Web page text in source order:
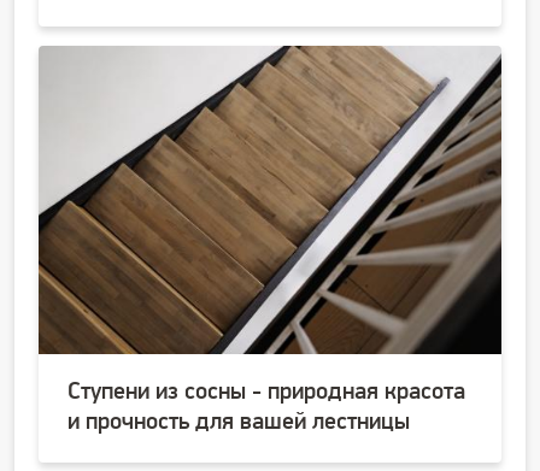
Ступени из сосны - природная красота
и прочность для вашей лестницы